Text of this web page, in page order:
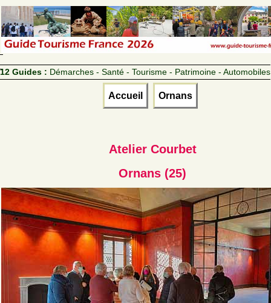
12 Guides : Démarches - Santé - Tourisme - Patrimoine - Automobiles
Accueil Ornans
Atelier Courbet
Ornans (25)